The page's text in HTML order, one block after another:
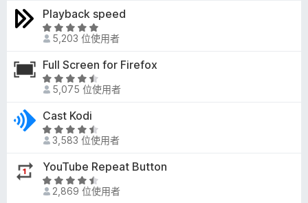
分
，
滿
分
分
3
.
8
，
滿
分
分
Playback speed
評
價
5
分
，
分
5
分
5,203 位使用者
Full Screen for Firefox
評
價
4
4
，
滿
分
5,075 位使用者
Cast Kodi
評
價
4
5
3,583 位使用者
YouTube Repeat Button
評
價 2,869 位使用者